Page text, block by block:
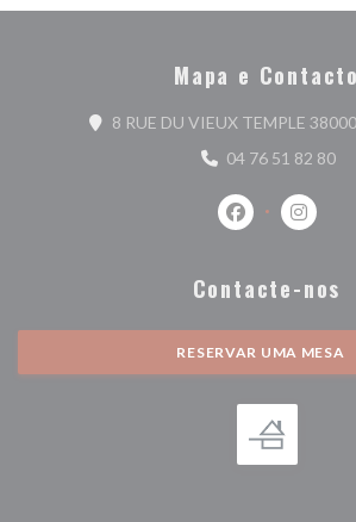
Mapa e Contacto
8 RUE DU VIEUX TEMPLE
04 76 51 82 80
Facebook
Contacte-nos
RESERVAR UMA MESA